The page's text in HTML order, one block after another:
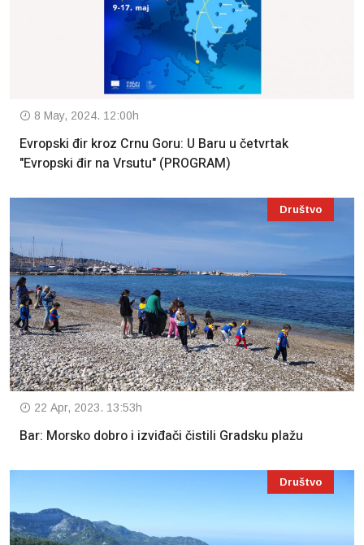
8 May, 2024. 12:00h
Evropski đir kroz Crnu Goru: U Baru u četvrtak
"Evropski đir na Vrsutu" (PROGRAM)
Društvo
22 Apr, 2023. 13:53h
Bar: Morsko dobro i izviđači čistili Gradsku plažu
Društvo